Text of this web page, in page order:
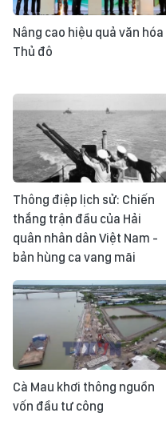
Nâng cao hiệu quả văn hóa
Thủ đô
Thông điệp lịch sử: Chiến
thắng trận đầu của Hải
quân nhân dân Việt Nam -
bản hùng ca vang mãi
Cà Mau khơi thông nguồn
vốn đầu tư công